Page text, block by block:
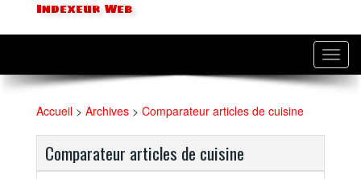
Indexeur Web
Accueil > Archives > Comparateur articles de cuisine
Comparateur articles de cuisine